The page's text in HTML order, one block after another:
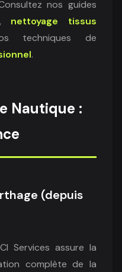
nos guides
, nettoyage tissus
techniques de
.
Nautique :
(depuis
Services assure la
complète de la